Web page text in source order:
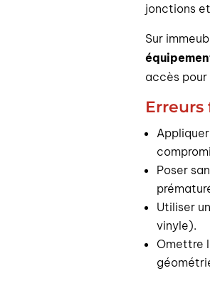
jonctions
Sur
accès pour
Poser
Utiliser un
vinyle).
Omettre